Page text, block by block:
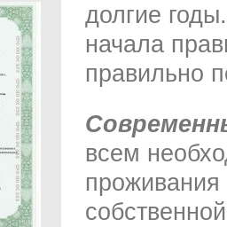
долгие
начала
правильно
всем